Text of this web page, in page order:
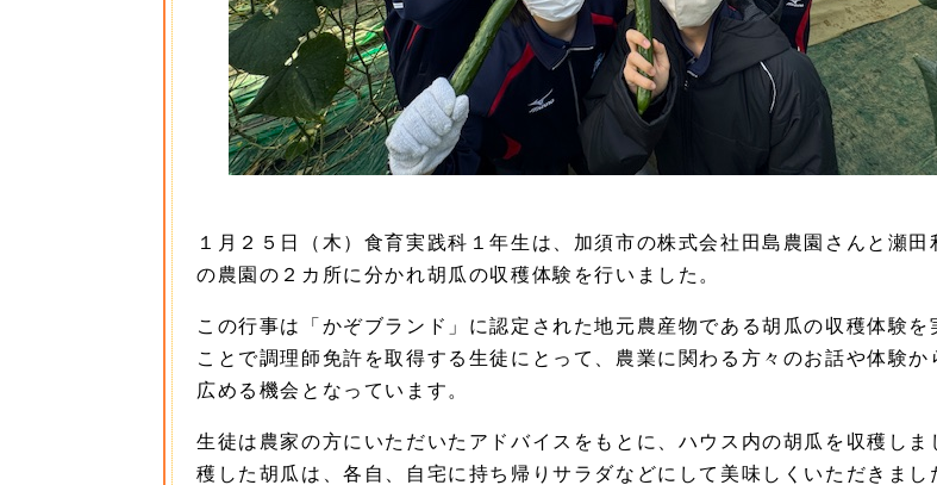
１月２５日（木）食育実践科１年生は、加須市の株式会社田島農園さんと瀬田
の農園の２カ所に分かれ胡瓜の収穫体験を行いました。
この行事は「かぞブランド」に認定された地元農産物である胡瓜の収穫体験を
ことで調理師免許を取得する生徒にとって、農業に関わる方々のお話や体験か
広める機会となっています。
生徒は農家の方にいただいたアドバイスをもとに、ハウス内の胡瓜を収穫しま
穫した胡瓜は、各自、自宅に持ち帰りサラダなどにして美味しくいただきまし